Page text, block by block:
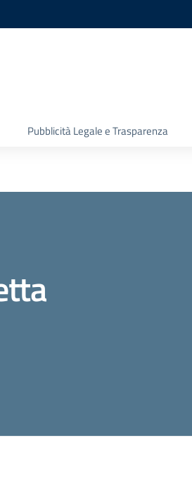
Pubblicità Legale e Trasparenza